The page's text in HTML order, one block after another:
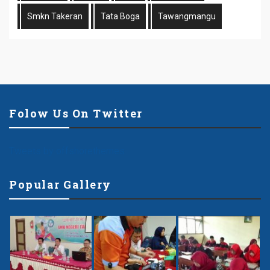
Smkn Takeran Tata Boga Tawangmangu
Folow Us On Twitter
Popular Gallery